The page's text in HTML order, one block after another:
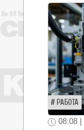
РАБОТА
08:08 |